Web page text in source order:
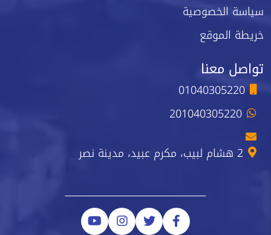
سياسة الخصوصية
خريطة الموقع
تواصل معنا
01040305220
201040305220
2 هشام لبيب، مكرم عبيد، مدينة نصر